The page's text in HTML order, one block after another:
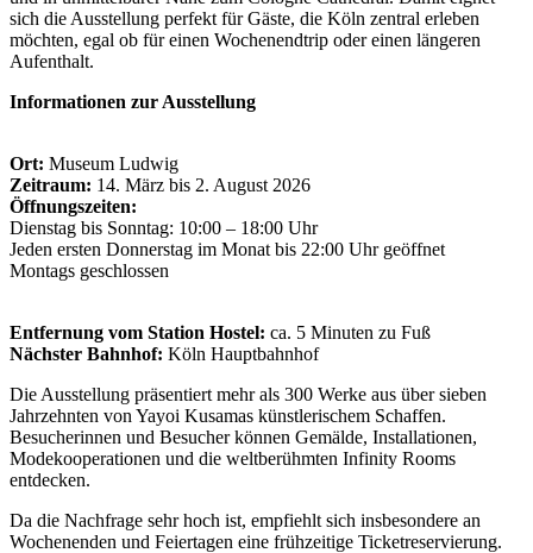
sich die Ausstellung perfekt für Gäste, die Köln zentral erleben
möchten, egal ob für einen Wochenendtrip oder einen längeren
Aufenthalt.
Informationen zur Ausstellung
Ort: Museum Ludwig
Zeitraum: 14. März bis 2. August 2026
Öffnungszeiten:
Dienstag bis Sonntag: 10:00 – 18:00 Uhr
Jeden ersten Donnerstag im Monat bis 22:00 Uhr geöffnet
Montags geschlossen
Entfernung vom Station Hostel: ca. 5 Minuten zu Fuß
Nächster Bahnhof: Köln Hauptbahnhof
Die Ausstellung präsentiert mehr als 300 Werke aus über sieben
Jahrzehnten von Yayoi Kusamas künstlerischem Schaffen.
Besucherinnen und Besucher können Gemälde, Installationen,
Modekooperationen und die weltberühmten Infinity Rooms
entdecken.
Da die Nachfrage sehr hoch ist, empfiehlt sich insbesondere an
Wochenenden und Feiertagen eine frühzeitige Ticketreservierung.